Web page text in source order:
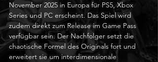
November 2025 in Europa für PS5, Xbox
Series und PC erscheint. Das Spiel wird
zudem direkt zum Release im Game Pass
verfügbar sein. Der Nachfolger setzt die
chaotische Formel des Originals fort und
erweitert sie um interdimensionale